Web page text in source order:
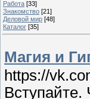
Работа [33]
Знакомство [21]
Деловой мир [48]
Каталог [35]
Магия и
https://
Вступайте.